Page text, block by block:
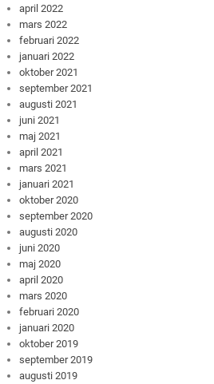
april 2022
mars 2022
februari 2022
januari 2022
oktober 2021
september 2021
augusti 2021
juni 2021
maj 2021
april 2021
mars 2021
januari 2021
oktober 2020
september 2020
augusti 2020
juni 2020
maj 2020
april 2020
mars 2020
februari 2020
januari 2020
oktober 2019
september 2019
augusti 2019